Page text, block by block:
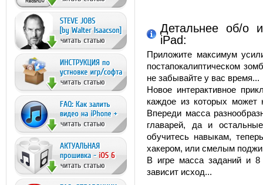
Детальнее об/о
iPad:
Приложите максимум
постапокалиптическом
не забывайте у вас время...
Новое интерактивное
каждое из которых может
Впереди масса
главарей, да и
обучитесь навыкам,
хакером, или смелым
В игре масса заданий и 8
зависит исход...